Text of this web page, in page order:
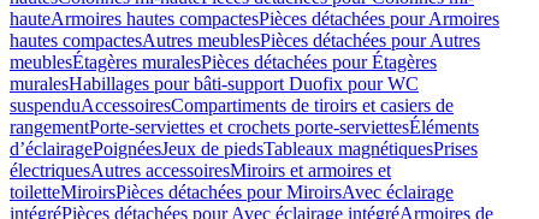
hauteArmoires hautes compactesPièces détachées pour Armoires
hautes compactesAutres meublesPièces détachées pour Autres
meublesÉtagères muralesPièces détachées pour Étagères
muralesHabillages pour bâti-support Duofix pour WC
suspenduAccessoiresCompartiments de tiroirs et casiers de
rangementPorte-serviettes et crochets porte-serviettesÉléments
d’éclairagePoignéesJeux de piedsTableaux magnétiquesPrises
électriquesAutres accessoiresMiroirs et armoires et
toiletteMiroirsPièces détachées pour MiroirsAvec éclairage
intégréPièces détachées pour Avec éclairage intégréArmoires de